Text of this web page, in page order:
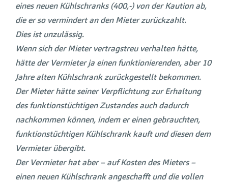
eines neuen Kühlschranks (400,-) von der Kaution ab,
die er so vermindert an den Mieter zurückzahlt.
Dies ist unzulässig.
Wenn sich der Mieter vertragstreu verhalten hätte,
hätte der Vermieter ja einen funktionierenden, aber 10
Jahre alten Kühlschrank zurückgestellt bekommen.
Der Mieter hätte seiner Verpflichtung zur Erhaltung
des funktionstüchtigen Zustandes auch dadurch
nachkommen können, indem er einen gebrauchten,
funktionstüchtigen Kühlschrank kauft und diesen dem
Vermieter übergibt.
Der Vermieter hat aber – auf Kosten des Mieters –
einen neuen Kühlschrank angeschafft und die vollen